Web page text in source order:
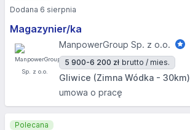
Magazynier/ka
ManpowerGroup Sp. z o.o.
5 900-6 200 zł brutto / mies.
Gliwice (Zimna Wódka - 30km)
umowa o pracę
Dodana 6 sierpnia
Polecana